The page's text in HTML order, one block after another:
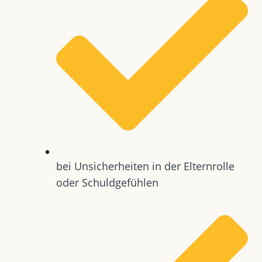
bei Unsicherheiten in der Elternrolle
oder Schuldgefühlen